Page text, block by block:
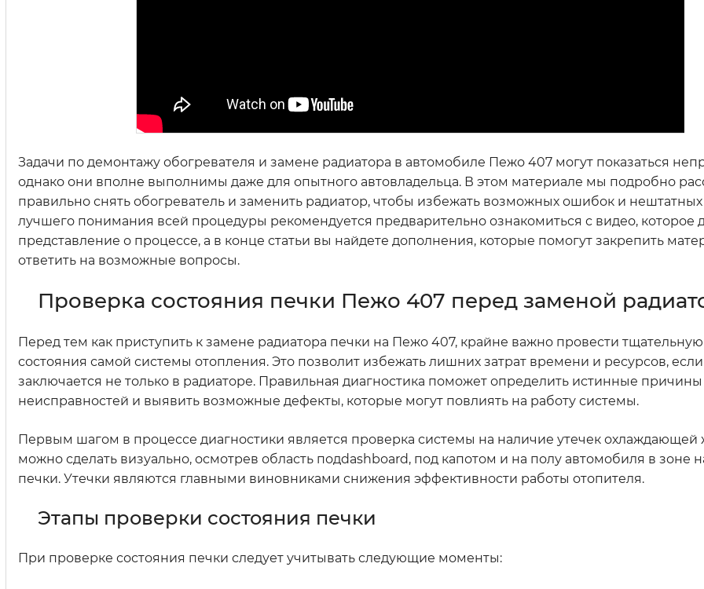
Задачи по демонтажу обогревателя и замене радиатора в автомобиле Пежо 407 могут показаться
однако они вполне выполнимы даже для опытного автовладельца. В этом материале мы подробно
правильно снять обогреватель и заменить радиатор, чтобы избежать возможных ошибок и
лучшего понимания всей процедуры рекомендуется предварительно ознакомиться с видео, которое
представление о процессе, а в конце статьи вы найдете дополнения, которые помогут закрепить
ответить на возможные вопросы.
Проверка состояния печки Пежо 407 перед заменой
Перед тем как приступить к замене радиатора печки на Пежо 407, крайне важно провести
состояния самой системы отопления. Это позволит избежать лишних затрат времени и ресурсов,
заключается не только в радиаторе. Правильная диагностика поможет определить истинные причины
неисправностей и выявить возможные дефекты, которые могут повлиять на работу системы.
Первым шагом в процессе диагностики является проверка системы на наличие утечек охлаждающей
можно сделать визуально, осмотрев область подdashboard, под капотом и на полу автомобиля в зоне
печки. Утечки являются главными виновниками снижения эффективности работы отопителя.
Этапы проверки состояния печки
При проверке состояния печки следует учитывать следующие моменты: